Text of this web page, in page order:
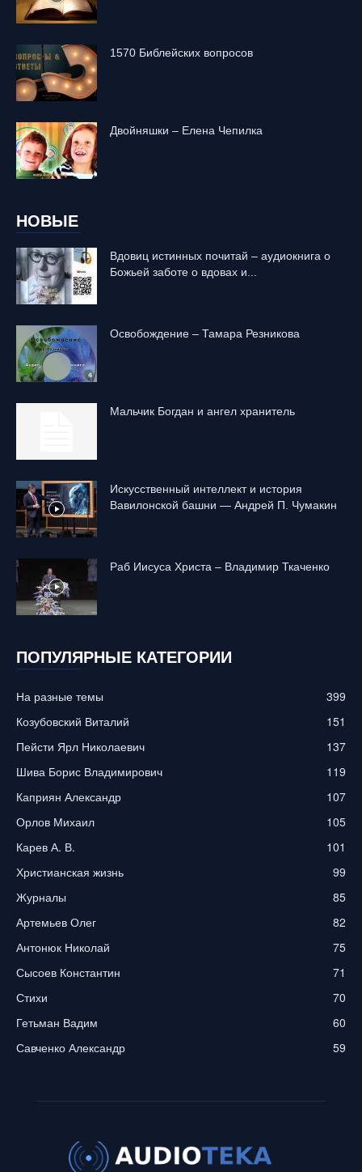
1570 Библейских вопросов
Двойняшки – Елена Чепилка
НОВЫЕ
Вдовиц истинных почитай – аудиокнига о
Божьей заботе о вдовах и...
Освобождение – Тамара Резникова
Mальчик Богдан и ангел хранитель
Искусственный интеллект и история
Вавилонской башни — Андрей П. Чумакин
Раб Иисуса Христа – Владимир Ткаченко
ПОПУЛЯРНЫЕ КАТЕГОРИИ
На разные темы
399
Козубовский Виталий
151
Пейсти Ярл Николаевич
137
Шива Борис Владимирович
119
Каприян Александр
107
Орлов Михаил
105
Карев А. В.
101
Христианская жизнь
99
Журналы
85
Артемьев Олег
82
Антонюк Николай
75
Сысоев Константин
71
Стихи
70
Гетьман Вадим
60
Савченко Александр
59